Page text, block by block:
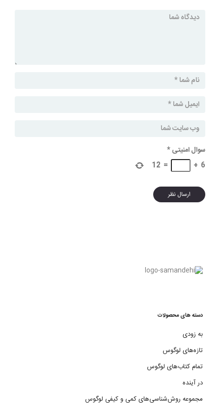
سوال امنیتی*
6
+
=
12
دسته های محصولات
به زودی
تازه‌های لوگوس
تمام کتاب‌های لوگوس
در آینده
مجموعه روش‌شناسی‌های کمی و کیفی لوگوس